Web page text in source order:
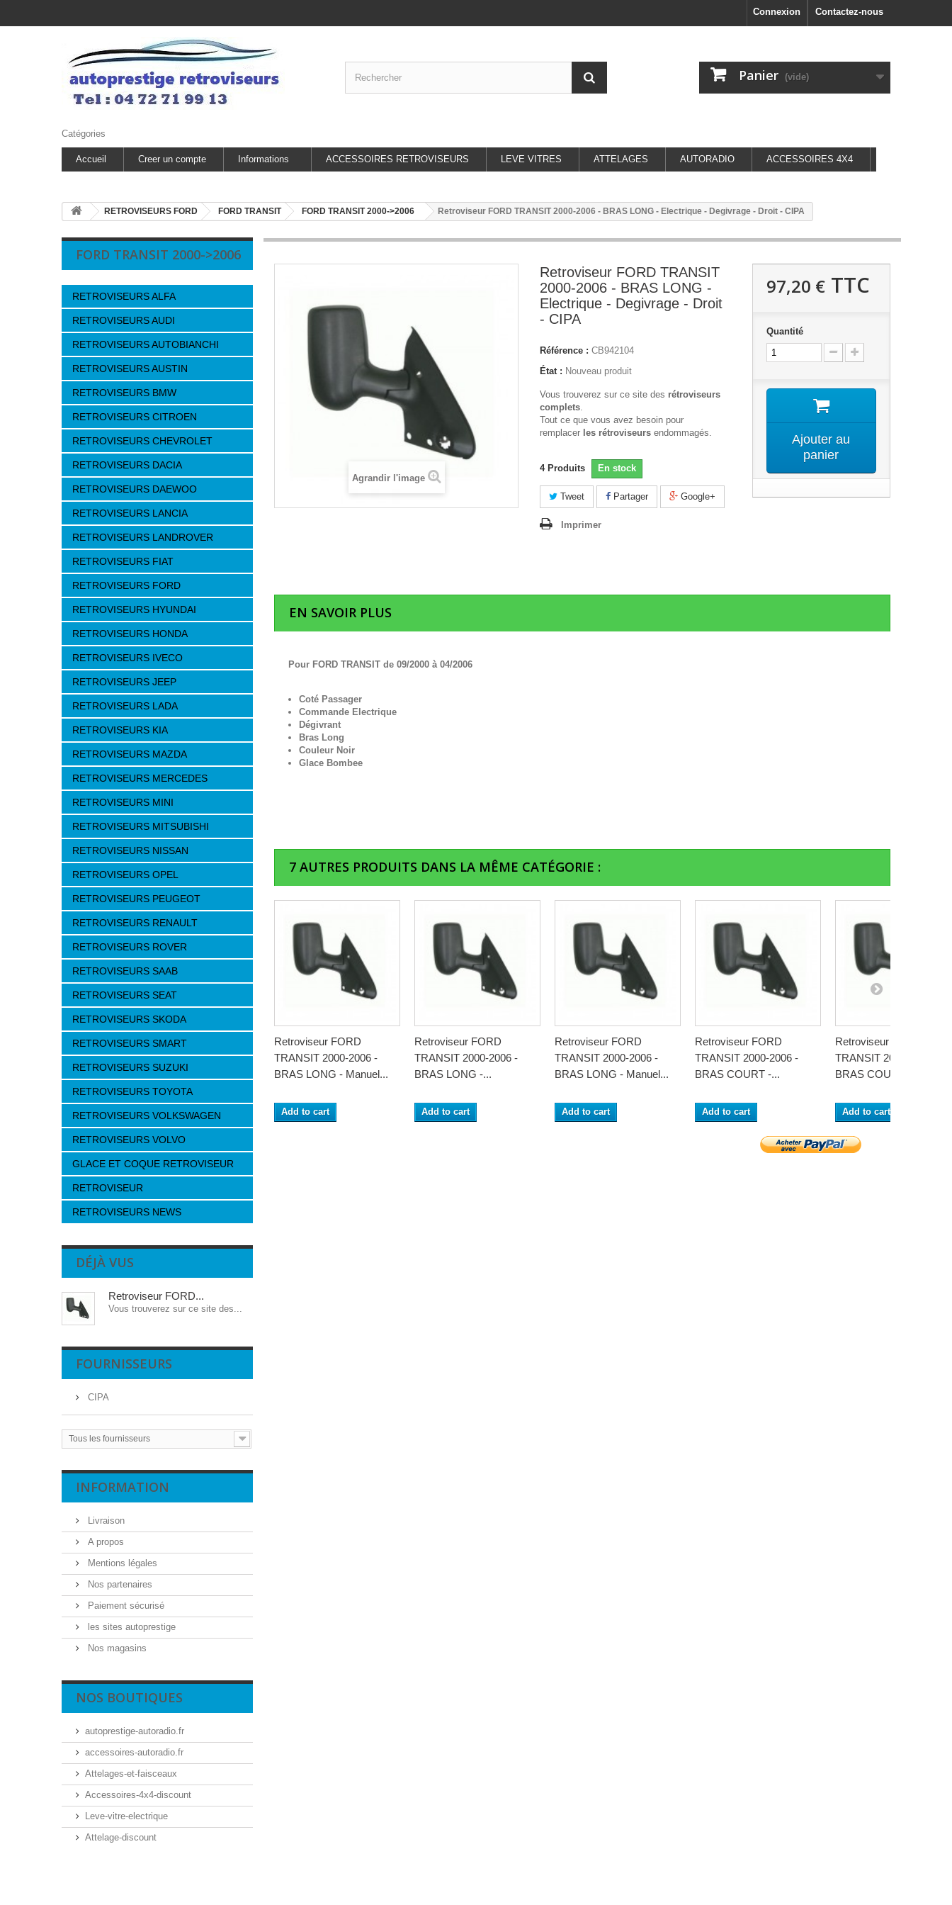
Contactez-nous
Connexion
Panier (vide)
Catégories
Accueil Creer un compte Informations ACCESSOIRES RETROVISEURS LEVE VITRES ATTELAGES AUTORADIO ACCESSOIRES 4X4
RETROVISEURS FORD FORD TRANSIT FORD TRANSIT 2000->2006 Retroviseur FORD TRANSIT 2000-2006 - BRAS LONG - Electrique - Degivrage - Droit - CIPA
FORD TRANSIT 2000->2006
RETROVISEURS ALFA
RETROVISEURS AUDI
RETROVISEURS AUTOBIANCHI
RETROVISEURS AUSTIN
RETROVISEURS BMW
RETROVISEURS CITROEN
RETROVISEURS CHEVROLET
RETROVISEURS DACIA
RETROVISEURS DAEWOO
RETROVISEURS LANCIA
RETROVISEURS LANDROVER
RETROVISEURS FIAT
RETROVISEURS FORD
RETROVISEURS HYUNDAI
RETROVISEURS HONDA
RETROVISEURS IVECO
RETROVISEURS JEEP
RETROVISEURS LADA
RETROVISEURS KIA
RETROVISEURS MAZDA
RETROVISEURS MERCEDES
RETROVISEURS MINI
RETROVISEURS MITSUBISHI
RETROVISEURS NISSAN
RETROVISEURS OPEL
RETROVISEURS PEUGEOT
RETROVISEURS RENAULT
RETROVISEURS ROVER
RETROVISEURS SAAB
RETROVISEURS SEAT
RETROVISEURS SKODA
RETROVISEURS SMART
RETROVISEURS SUZUKI
RETROVISEURS TOYOTA
RETROVISEURS VOLKSWAGEN
RETROVISEURS VOLVO
GLACE ET COQUE RETROVISEUR
RETROVISEUR
RETROVISEURS NEWS
DÉJÀ VUS
Retroviseur FORD...
Vous trouverez sur ce site des...
FOURNISSEURS
CIPA
Tous les fournisseurs
INFORMATION
Livraison
A propos
Mentions légales
Nos partenaires
Paiement sécurisé
les sites autoprestige
Nos magasins
NOS BOUTIQUES
autoprestige-autoradio.fr
accessoires-autoradio.fr
Attelages-et-faisceaux
Accessoires-4x4-discount
Leve-vitre-electrique
Attelage-discount
Agrandir l'image
Retroviseur FORD TRANSIT
2000-2006 - BRAS LONG -
Electrique - Degivrage - Droit
- CIPA
Référence : CB942104
État : Nouveau produit
Vous trouverez sur ce site des rétroviseurs
complets.
Tout ce que vous avez besoin pour
remplacer les rétroviseurs endommagés.
4 Produits En stock
Tweet Partager Google+
Imprimer
97,20 €TTC
Quantité
Ajouter au
panier
EN SAVOIR PLUS
Pour FORD TRANSIT de 09/2000 à 04/2006
Coté Passager
Commande Electrique
Dégivrant
Bras Long
Couleur Noir
Glace Bombee
7 AUTRES PRODUITS DANS LA MÊME CATÉGORIE :
Retroviseur FORD
TRANSIT 2000-2006 -
BRAS LONG - Manuel...
Add to cart
Retroviseur FORD
TRANSIT 2000-2006 -
BRAS LONG -...
Add to cart
Retroviseur FORD
TRANSIT 2000-2006 -
BRAS LONG - Manuel...
Add to cart
Retroviseur FORD
TRANSIT 2000-2006 -
BRAS COURT -...
Add to cart
Retroviseur FORD
TRANSIT 2000-2006 -
BRAS COURT -...
Add to cart